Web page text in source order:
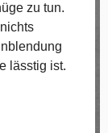
zu tun.
lässtig ist.